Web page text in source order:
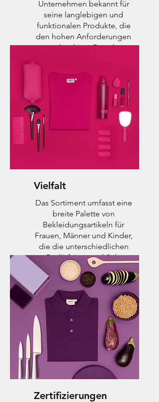
Unternehmen bekannt für
seine langlebigen und
funktionalen Produkte, die
den hohen Anforderungen
verschiedener Branchen
Vielfalt
Das Sortiment umfasst eine
breite Palette von
Bekleidungsartikeln für
Frauen, Männer und Kinder,
die die unterschiedlichen
Bedürfnisse und Stile
abdecken.
Zertifizierungen